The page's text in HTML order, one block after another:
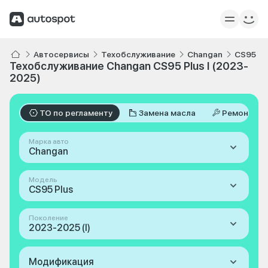
Автосервисы Техобслуживание Changan CS95
Техобслуживание Changan CS95 Plus I (2023-
2025)
ТО по регламенту Замена масла Ремонт
Марка авто
Changan
Модель
CS95 Plus
Поколение
2023-2025 (I)
Модификация